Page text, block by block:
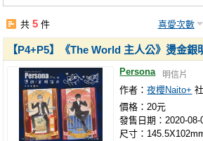
註冊會員
共5 件 喜愛次數
【P4+P5】《The World 主人公》燙金銀
Persona 明信片
作者：夜櫻Naito+
價格：20元
發售日期：2020-08-
尺寸：